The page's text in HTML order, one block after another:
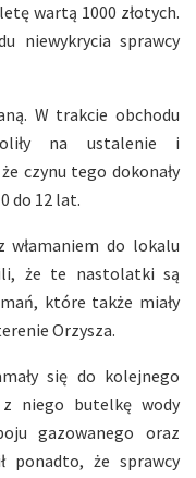
wartą 1000 złotych.
niewykrycia sprawcy
W trakcie obchodu
na ustalenie i
czynu tego dokonały
do 12 lat.
włamaniem do lokalu
że te nastolatki są
które także miały
Orzysza.
się do kolejnego
z niego butelkę wody
gazowanego oraz
ponadto, że sprawcy